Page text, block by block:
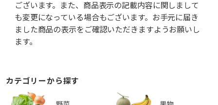
ございます。また、商品表示の記載内容に関しまして
も変更になっている場合もございます。お手元に届き
ました商品の表示をご確認いただきますようお願いし
ます。
カテゴリーから探す